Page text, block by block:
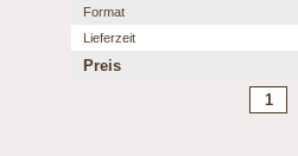
Format
Lieferzeit
Preis